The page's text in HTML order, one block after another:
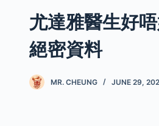
尤達雅醫生好
絕密資料
MR. CHEUNG JUNE 29,